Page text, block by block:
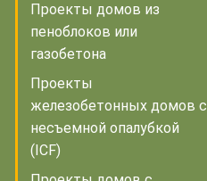
Проекты домов из
пеноблоков или
газобетона
Проекты
железобетонных домов с
несъемной опалубкой
(ICF)